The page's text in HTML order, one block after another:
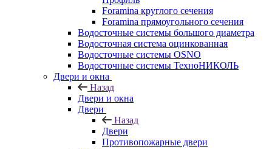
Foramina круглого сечения
Foramina прямоугольного сечения
Водосточные системы большого диаметра
Водосточная система оцинкованная
Водосточные системы OSNO
Водосточные системы ТехноНИКОЛЬ
Двери и окна
Назад
Двери и окна
Двери
Назад
Двери
Противопожарные двери